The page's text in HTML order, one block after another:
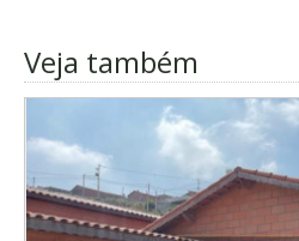
Veja também